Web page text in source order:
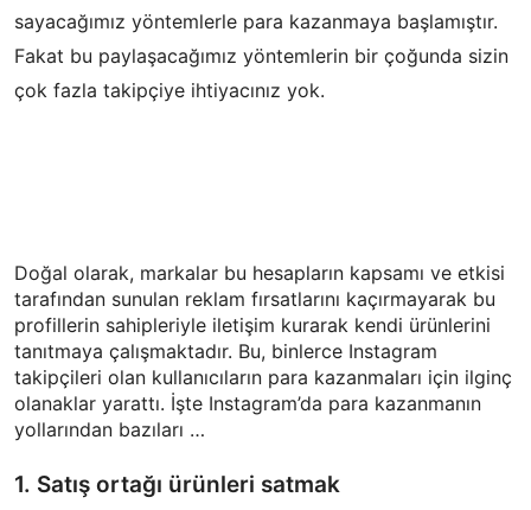
sayacağımız yöntemlerle para kazanmaya başlamıştır.
Fakat bu paylaşacağımız yöntemlerin bir çoğunda sizin
çok fazla takipçiye ihtiyacınız yok.
Doğal olarak, markalar bu hesapların kapsamı ve etkisi
tarafından sunulan reklam fırsatlarını kaçırmayarak bu
profillerin sahipleriyle iletişim kurarak kendi ürünlerini
tanıtmaya çalışmaktadır. Bu, binlerce Instagram
takipçileri olan kullanıcıların para kazanmaları için ilginç
olanaklar yarattı. İşte Instagram’da para kazanmanın
yollarından bazıları …
1. Satış ortağı ürünleri satmak